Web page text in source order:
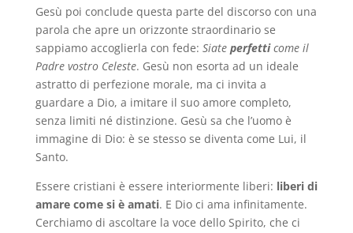
Gesù poi conclude questa parte del discorso con una
parola che apre un orizzonte straordinario se
sappiamo accoglierla con fede: Siate perfetticome il
Padre vostro Celeste. Gesù non esorta ad un ideale
astratto di perfezione morale, ma ci invita a
guardare a Dio, a imitare il suo amore completo,
senza limiti né distinzione. Gesù sa che l’uomo è
immagine di Dio: è se stesso se diventa come Lui, il
Santo.
Essere cristiani è essere interiormente liberi: liberi di
amare come si è amati. E Dio ci ama infinitamente.
Cerchiamo di ascoltare la voce dello Spirito, che ci